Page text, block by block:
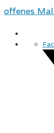
offenes